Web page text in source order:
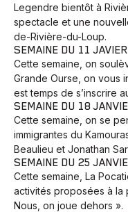
Legendre bientôt à
spectacle et une
de-Rivière-du-Loup.
SEMAINE DU 11
Cette semaine, on
Grande Ourse, on vous
est temps de s’inscrire
SEMAINE DU 18
Cette semaine, on se
immigrantes du
Beaulieu et Jonathan
SEMAINE DU 25
Cette semaine, La
activités proposées à la
Nous, on joue dehors ».